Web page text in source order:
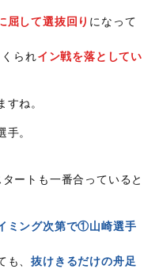
屈して選抜回り になって
られイン戦を落としてい
ね。
。
ートも一番合っていると
ミング次第で①山崎選手
も、抜けきるだけの舟足